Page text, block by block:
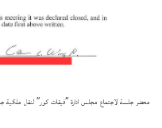
محضر جلسة لاجتماع مجلس ادارة “فيقات كور” لنقل ملكية